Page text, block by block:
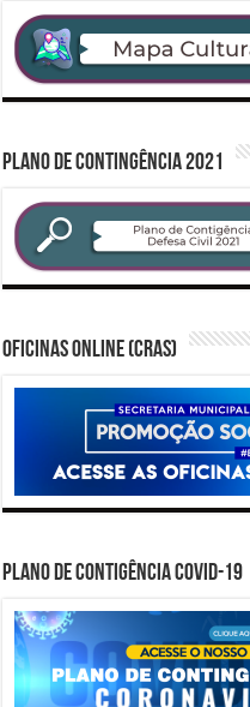
PLANO DE CONTINGÊNCIA 2021
Oficinas Online (CRAS)
PLANO DE CONTIGÊNCIA COVID-19